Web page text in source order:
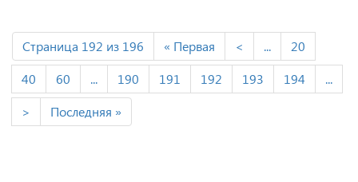
Страница 192 из 196 « Первая < ...
20
40
60 ... 190 191 192 193 194
...
>
Последняя »